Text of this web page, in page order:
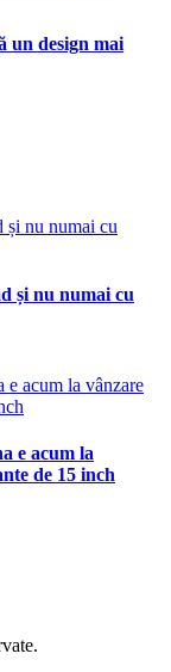
un design mai
și nu numai cu
e acum la
de 15 inch